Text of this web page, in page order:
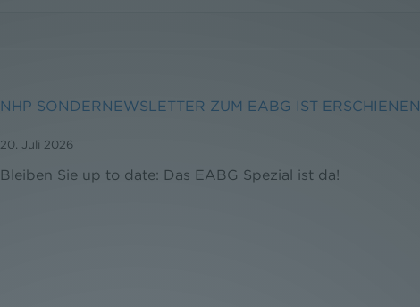
NHP SONDERNEWSLETTER ZUM EABG IST ERSCHIENEN
20. Juli 2026
Bleiben Sie up to date: Das EABG Spezial ist da!